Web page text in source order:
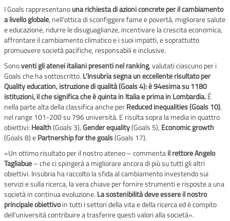
I Goals rappresentanouna richiesta di azioni concrete per il cambiamento
a livello globale, nell’ottica di sconfiggere fame e povertà, migliorare salute
e educazione, ridurre le disuguaglianze, incentivare la crescita economica,
affrontare il cambiamento climatico e i suoi impatti, e soprattutto
promuovere società pacifiche, responsabili e inclusive.
Sonoventi gli atenei italiani presenti nel ranking, valutati ciascuno per i
Goals che ha sottoscritto. L’Insubria segna un eccellente risultato per
Quality education, istruzione di qualità (Goals 4): è 94esima su 1180
istituzioni, il che significa che è quinta in Italia e prima in Lombardia.È
nella parte alta della classifica anche perReduced inequalities (Goals 10),
nel range 101-200 su 796 università. E risulta sopra la media in quattro
obiettivi: Health(Goals 3),Gender equality(Goals 5), Economic growth
(Goals 8) ePartnership for the goals(Goals 17).
«Un ottimo risultato per il nostro ateneo – commentail rettore Angelo
Tagliabue– che ci spingerà a migliorare ancora di più su tutti gli altri
obiettivi. Insubria ha raccolto la sfida al cambiamento investendo sui
servizi e sulla ricerca, la vera chiave per fornire strumenti e risposte a una
società in continua evoluzione. La sostenibilità deve essere il nostro
principale obiettivoin tutti i settori della vita e della ricerca ed è compito
dell’università contribuire a trasferire questi valori alla società».